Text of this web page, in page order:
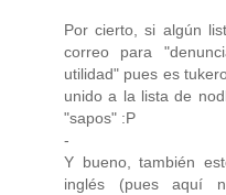
Por cierto, si algún
correo para
utilidad" pues es
unido a la lista de
"sapos" :P
-
Y bueno, también
inglés (pues aquí